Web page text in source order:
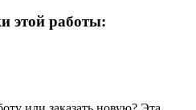
этой работы: